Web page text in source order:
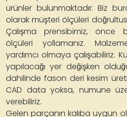
ürünler bulunmaktadır. Biz
olarak müşteri ölçüleri
Çalışma prensibimiz, önce
ölçüleri yollamanız.
yardımcı olmaya çalışabiliriz.
yapılacağı yer değişken
dahilinde fason deri kesim
CAD data yoksa, numune
verebiliriz.
Gelen parçanın kalıba uygun